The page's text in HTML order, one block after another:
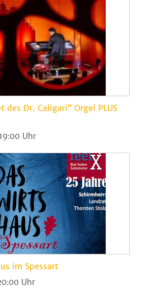
des Dr. Caligari“ Orgel PLUS
im Spessart